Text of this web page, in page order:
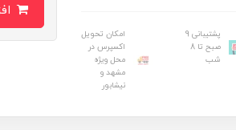
پشتیبانی 9
صبح تا 8
شب
امکان تحویل
اکسپرس در
محل ویژه
مشهد و
نیشابور